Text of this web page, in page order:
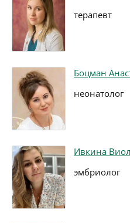
терапевт
Боцман
неонатолог
Ивкина
эмбриолог